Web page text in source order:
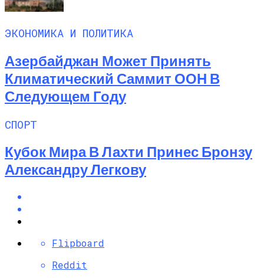
ЭКОНОМИКА И ПОЛИТИКА
Азербайджан Может Принять
Климатический Саммит ООН В
Следующем Году
СПОРТ
Кубок Мира В Лахти Принес Бронзу
Александру Легкову
Flipboard
Reddit